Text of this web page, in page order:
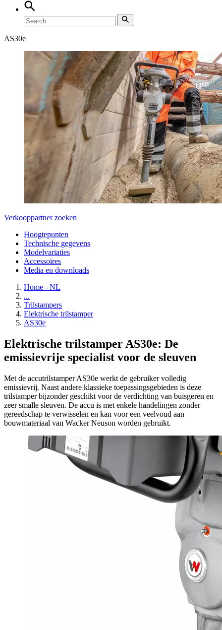
AS30e
Verkooppartner zoeken
Hoogtepunten
Technische gegevens
Modelvariaties
Accessoires
Media en downloads
Home - NL
...
Trilstampers
Elektrische trilstamper
AS30e
Elektrische trilstamper AS30e: De
emissievrije specialist voor de sleuven
Met de accutrilstamper AS30e werkt de gebruiker volledig
emissievrij. Naast andere klassieke toepassingsgebieden is deze
trilstamper bijzonder geschikt voor de verdichting van buisgeren en
zeer smalle sleuven. De accu is met enkele handelingen zonder
gereedschap te verwisselen en kan voor een veelvoud aan
bouwmateriaal van Wacker Neuson worden gebruikt.